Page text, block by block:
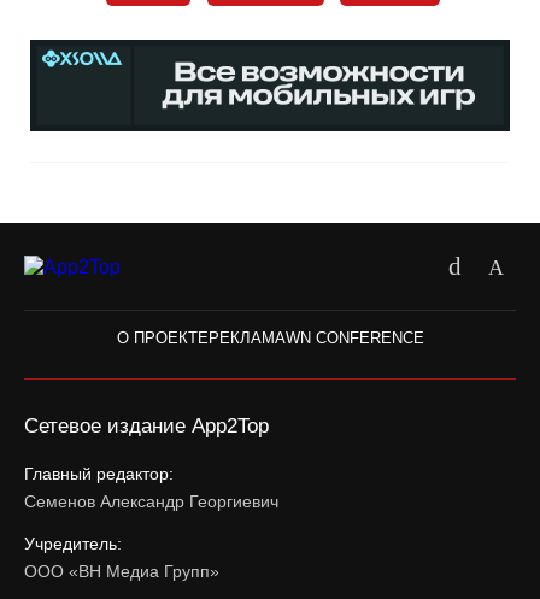
О ПРОЕКТЕРЕКЛАМАWN CONFERENCE
Сетевое издание App2Top
Главный редактор:
Семенов Александр Георгиевич
Учредитель:
ООО «ВН Медиа Групп»